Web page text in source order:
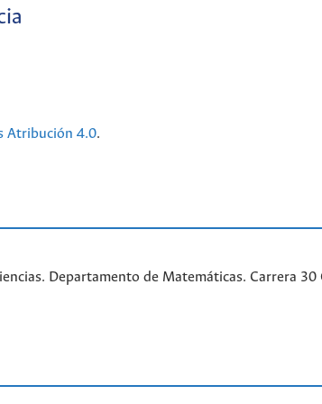
Atribución 4.0.
Departamento de Matemáticas. Carrera